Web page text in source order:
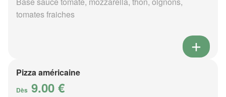
tomates fraiches
Pizza américaine
Dès 9.00 €